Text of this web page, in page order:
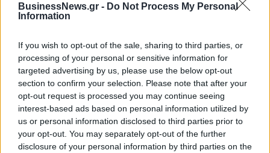
BusinessNews.gr - Do Not Process My Personal
Information
If you wish to opt-out of the sale, sharing to third parties, or
processing of your personal or sensitive information for
targeted advertising by us, please use the below opt-out
section to confirm your selection. Please note that after your
opt-out request is processed you may continue seeing
interest-based ads based on personal information utilized by
us or personal information disclosed to third parties prior to
your opt-out. You may separately opt-out of the further
disclosure of your personal information by third parties on the
ΕΛΣΤΑΤ: Στο 3,4% υποχώρησε ο πληθωρισμός τον Ιούλιο
Χρηματοδότηση 8 εκατ. ευρώ
σε 843 μέσα ενημέρωσης-
Ξεκίνησε το πενταετές
πρόγραμμα ενίσχυσης του
Τύπου
Metlen: Ρεκόρ EBITDA στο α'
εξάμηνο, στα 550 εκατ. ευρώ –
Καθαρά κέρδη 313 εκατ. ευρώ